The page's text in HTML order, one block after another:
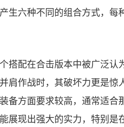
生六种不同的组合方式，每
搭配在合击版本中被广泛认
肩作战时，其破坏力更是惊
备方面要求较高，通常适合
展现出强大的实力，特别是